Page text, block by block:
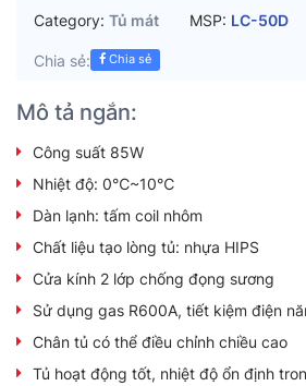
Category: Tủ mát MSP: LC-50D
Chia sẻ: Chia sẻ
Mô tả ngắn:
Công suất 85W
Nhiệt độ: 0℃~10℃
Dàn lạnh: tấm coil nhôm
Chất liệu tạo lòng tủ: nhựa HIPS
Cửa kính 2 lớp chống đọng sương
Sử dụng gas R600A, tiết kiệm điện
Chân tủ có thể điều chỉnh chiều cao
Tủ hoạt động tốt, nhiệt độ ổn định